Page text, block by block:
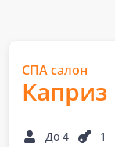
СПА салон
Каприз
До 4 1